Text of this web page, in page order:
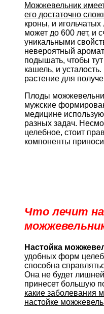
Можжевельник
его достаточно
кроны, и
может до 600 лет, и
уникальными
невероятный
подышать, чтобы
кашель, и
растение для
Плоды
мужские
медицине
разных задач.
целебное, стоит
компоненты
Что лечит
Настойка
удобных форм
способна
Она не будет
принесет большую
какие заболевания
настойке